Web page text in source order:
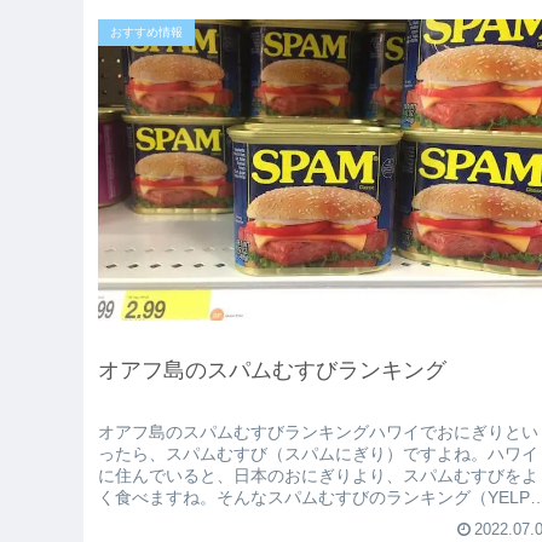
おすすめ情報
オアフ島のスパムむすびランキング
オアフ島のスパムむすびランキングハワイでおにぎりとい
ったら、スパムむすび（スパムにぎり）ですよね。ハワイ
に住んでいると、日本のおにぎりより、スパムむすびをよ
く食べますね。そんなスパムむすびのランキング（YELP